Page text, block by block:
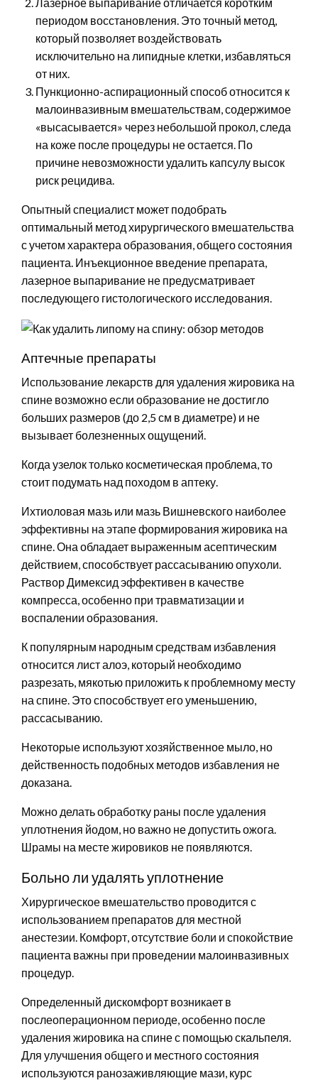
периодом восстановления. Это точный метод,
который позволяет воздействовать
исключительно на липидные клетки, избавляться
от них.
Пункционно-аспирационный способ относится к
малоинвазивным вмешательствам, содержимое
«высасывается» через небольшой прокол, следа
на коже после процедуры не остается. По
причине невозможности удалить капсулу высок
риск рецидива.
Опытный специалист может подобрать
оптимальный метод хирургического вмешательства
с учетом характера образования, общего состояния
пациента. Инъекционное введение препарата,
лазерное выпаривание не предусматривает
последующего гистологического исследования.
Аптечные препараты
Использование лекарств для удаления жировика на
спине возможно если образование не достигло
больших размеров (до 2,5 см в диаметре) и не
вызывает болезненных ощущений.
Когда узелок только косметическая проблема, то
стоит подумать над походом в аптеку.
Ихтиоловая мазь или мазь Вишневского наиболее
эффективны на этапе формирования жировика на
спине. Она обладает выраженным асептическим
действием, способствует рассасыванию опухоли.
Раствор Димексид эффективен в качестве
компресса, особенно при травматизации и
воспалении образования.
К популярным народным средствам избавления
относится лист алоэ, который необходимо
разрезать, мякотью приложить к проблемному месту
на спине. Это способствует его уменьшению,
рассасыванию.
Некоторые используют хозяйственное мыло, но
действенность подобных методов избавления не
доказана.
Можно делать обработку раны после удаления
уплотнения йодом, но важно не допустить ожога.
Шрамы на месте жировиков не появляются.
Больно ли удалять уплотнение
Хирургическое вмешательство проводится с
использованием препаратов для местной
анестезии. Комфорт, отсутствие боли и спокойствие
пациента важны при проведении малоинвазивных
процедур.
Определенный дискомфорт возникает в
послеоперационном периоде, особенно после
удаления жировика на спине с помощью скальпеля.
Для улучшения общего и местного состояния
используются ранозаживляющие мази, курс